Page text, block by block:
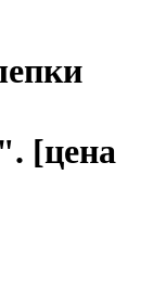
[цена